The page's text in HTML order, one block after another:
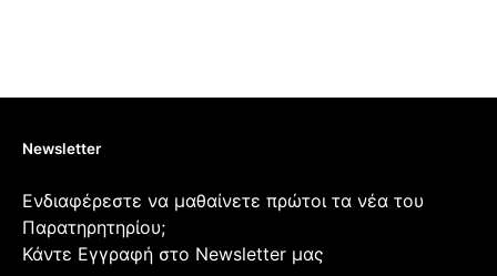
Newsletter
Ενδιαφέρεστε να μαθαίνετε πρώτοι τα νέα του
Παρατηρητηρίου;
Κάντε Εγγραφή στο Newsletter μας